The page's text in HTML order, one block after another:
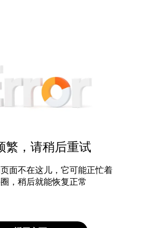
繁，请稍后重试
面不在这儿，它可能正忙着
，稍后就能恢复正常